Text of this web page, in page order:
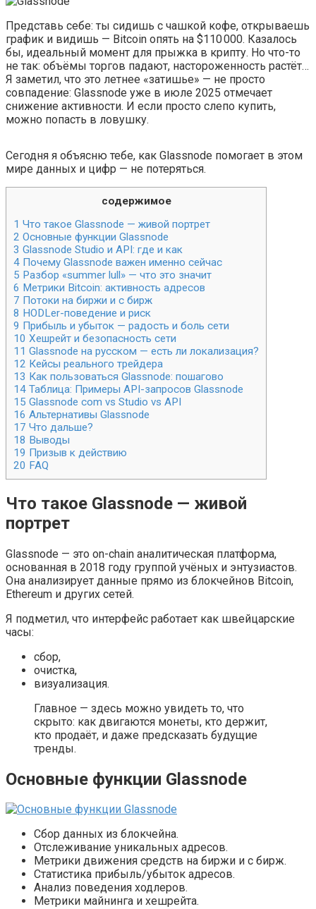
Представь себе: ты сидишь с чашкой кофе, открываешь
график и видишь — Bitcoin опять на $110 000. Казалось
бы, идеальный момент для прыжка в крипту. Но что-то
не так: объёмы торгов падают, настороженность растёт…
Я заметил, что это летнее «затишье» — не просто
совпадение: Glassnode уже в июле 2025 отмечает
снижение активности. И если просто слепо купить,
можно попасть в ловушку.
Сегодня я объясню тебе, как Glassnode помогает в этом
мире данных и цифр — не потеряться.
содержимое
1 Что такое Glassnode — живой портрет
2 Основные функции Glassnode
3 Glassnode Studio и API: где и как
4 Почему Glassnode важен именно сейчас
5 Разбор «summer lull» — что это значит
6 Метрики Bitcoin: активность адресов
7 Потоки на биржи и с бирж
8 HODLer-поведение и риск
9 Прибыль и убыток — радость и боль сети
10 Хешрейт и безопасность сети
11 Glassnode на русском — есть ли локализация?
12 Кейсы реального трейдера
13 Как пользоваться Glassnode: пошагово
14 Таблица: Примеры API-запросов Glassnode
15 Glassnode com vs Studio vs API
16 Альтернативы Glassnode
17 Что дальше?
18 Выводы
19 Призыв к действию
20 FAQ
Что такое Glassnode — живой
портрет
Glassnode — это on-chain аналитическая платформа,
основанная в 2018 году группой учёных и энтузиастов.
Она анализирует данные прямо из блокчейнов Bitcoin,
Ethereum и других сетей.
Я подметил, что интерфейс работает как швейцарские
часы:
сбор,
очистка,
визуализация.
Главное — здесь можно увидеть то, что
скрыто: как двигаются монеты, кто держит,
кто продаёт, и даже предсказать будущие
тренды.
Основные функции Glassnode
Сбор данных из блокчейна.
Отслеживание уникальных адресов.
Метрики движения средств на биржи и с бирж.
Статистика прибыль/убыток адресов.
Анализ поведения ходлеров.
Метрики майнинга и хешрейта.